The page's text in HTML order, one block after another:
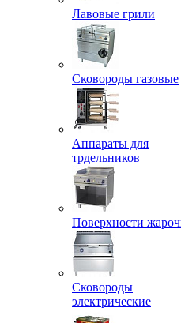
Лавовые грили
Сковороды газовые
Аппараты для
трдельников
Поверхности
Сковороды
электрические